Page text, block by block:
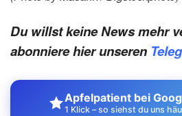
Du willst keine News mehr
abonniere hier unseren
Apfelpatient bei
1 Klick – so siehst du uns